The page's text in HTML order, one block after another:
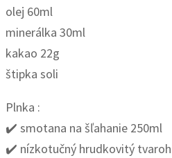
olej 60ml
minerálka 30ml
kakao 22g
štipka soli
Plnka :
✔️ smotana na šľahanie 250ml
✔️ nízkotučný hrudkovitý